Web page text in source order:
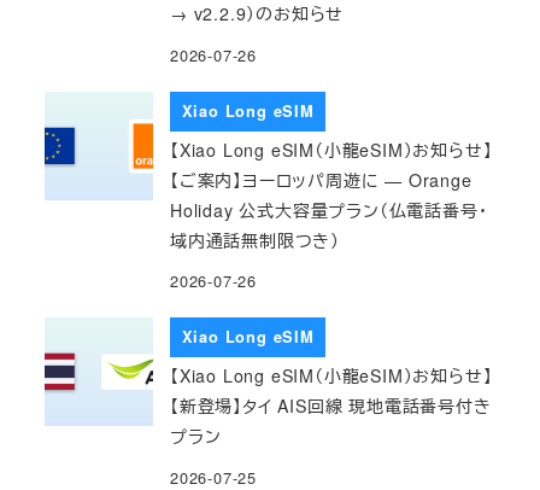
→ v2.2.9）のお知らせ
2026-07-26
Xiao Long eSIM
【Xiao Long eSIM（小龍eSIM）お知らせ】
【ご案内】ヨーロッパ周遊に — Orange
Holiday 公式大容量プラン（仏電話番号・
域内通話無制限つき）
2026-07-26
Xiao Long eSIM
【Xiao Long eSIM（小龍eSIM）お知らせ】
【新登場】タイ AIS回線 現地電話番号付き
プラン
2026-07-25